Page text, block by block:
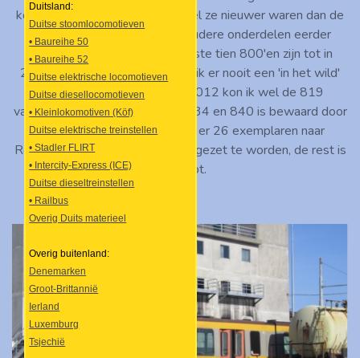
korter dan de 700-serie. Hoewel ze nieuwer waren dan de
700'en, zijn ze vanwege de oudere onderdelen eerder
buiten dienst gesteld. De laatste tien 800'en zijn tot in
2012 ingezet, maar helaas heb ik er nooit een 'in het wild'
gespot. Op 29 september 2012 kon ik wel de 819
vastleggen, die samen met de 834 en 840 is bewaard door
Stichting RoMeO. Verder zijn er 26 exemplaren naar
Roemenië vertrokken om daar ingezet te worden, de rest is
gesloopt.
Duitsland:
Duitse stoomlocomotieven
• Baureihe 50
• Baureihe 52
Duitse elektrische locomotieven
Duitse diesellocomotieven
• Kleinlokomotiven (Köf)
Duitse elektrische treinstellen
• Stadler FLIRT
• Intercity-Express (ICE)
Duitse dieseltreinstellen
• Railbus
Overig Duits materieel
Overig buitenland:
Denemarken
Groot-Brittannië
Ierland
Luxemburg
Tsjechië